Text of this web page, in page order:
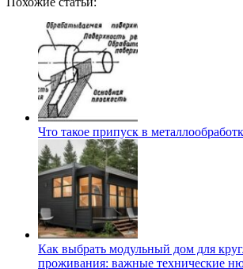
Что такое припуск в
Как выбрать модульный дом для
проживания: важные технические